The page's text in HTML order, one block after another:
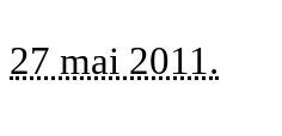
27 mai 2011.